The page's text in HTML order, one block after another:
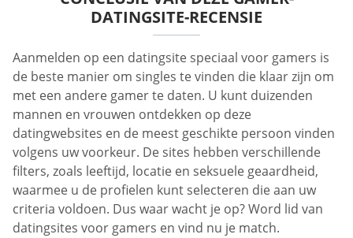
DATINGSITE-RECENSIE
Aanmelden op een datingsite speciaal voor gamers is
de beste manier om singles te vinden die klaar zijn om
met een andere gamer te daten. U kunt duizenden
mannen en vrouwen ontdekken op deze
datingwebsites en de meest geschikte persoon vinden
volgens uw voorkeur. De sites hebben verschillende
filters, zoals leeftijd, locatie en seksuele geaardheid,
waarmee u de profielen kunt selecteren die aan uw
criteria voldoen. Dus waar wacht je op? Word lid van
datingsites voor gamers en vind nu je match.